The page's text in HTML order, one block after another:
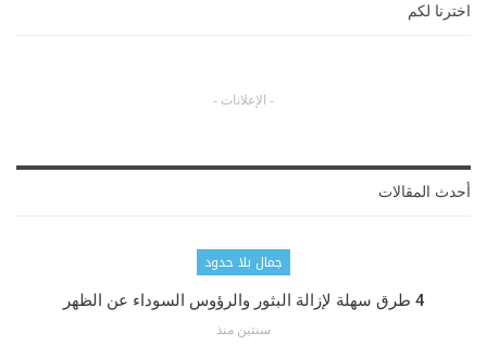
اخترنا لكم
- الإعلانات -
أحدث المقالات
جمال بلا حدود
4 طرق سهلة لإزالة البثور والرؤوس السوداء عن الظهر
سنتين منذ